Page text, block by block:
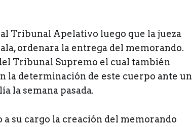
Tribunal Apelativo luego que la jueza
ordenara la entrega del memorando.
Tribunal Supremo el cual también
la determinación de este cuerpo ante un
la semana pasada.
a su cargo la creación del memorando